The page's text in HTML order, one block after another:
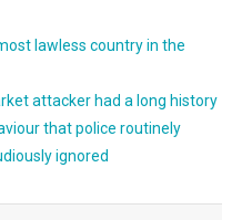
lawless country in the
attacker had a long history
that police routinely
ignored